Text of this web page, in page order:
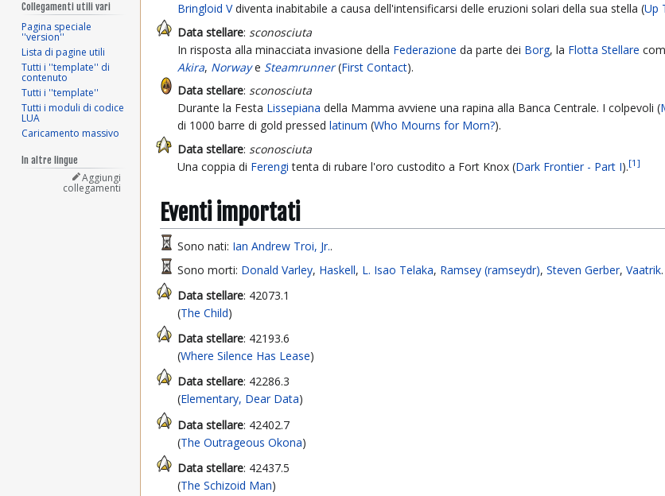
Bringloid Vdiventa inabitabile a causa dell'intensificarsi delle eruzioni solari della sua stella (Up
Data stellare: sconosciuta
In risposta alla minacciata invasione della Federazione da parte dei Borg, la Flotta Stellare
Akira, Norwaye Steamrunner(First Contact).
Data stellare: sconosciuta
Durante la Festa Lissepiana della Mamma avviene una rapina alla Banca Centrale. I colpevoli (
di 1000 barre di gold pressedlatinum (Who Mourns for Morn?).
Data stellare: sconosciuta
Una coppia di Ferengi tenta di rubare l'oro custodito a Fort Knox (Dark Frontier - Part I).[1]
Eventi importati
Sono nati: Ian Andrew Troi, Jr..
Sono morti: Donald Varley, Haskell, L. Isao Telaka, Ramsey (ramseydr),Steven Gerber,Vaatrik.
Data stellare: 42073.1
(The Child)
Data stellare: 42193.6
(Where Silence Has Lease)
Data stellare: 42286.3
(Elementary, Dear Data)
Data stellare: 42402.7
(The Outrageous Okona)
Data stellare: 42437.5
(The Schizoid Man)
Collegamenti utili vari
Pagina speciale
''version''
Lista di pagine utili
Tutti i ''template'' di
contenuto
Tutti i ''template''
Tutti i moduli di codice
LUA
Caricamento massivo
In altre lingue
Aggiungi
collegamenti